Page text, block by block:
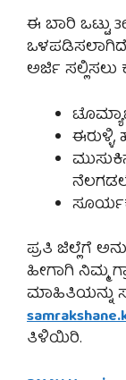
ಈ ಬಾರಿ ಒಟ್ಟು
ಅರ್ಜಿ
ಈರುಳ್ಳಿ,
ಪ್ರತಿ ಜಿಲ್ಲೆಗೆ
ಹೀಗಾಗಿ ನಿಮ್ಮ
ಮಾಹಿತಿಯನ್ನು
ತಿಳಿಯಿರಿ.